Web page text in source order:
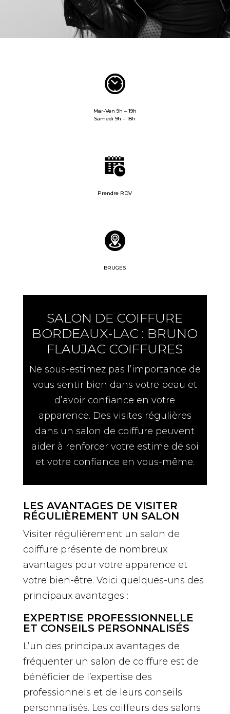
Mar-Ven 9h – 19h
Samedi 9h – 18h
Prendre RDV
BRUGES
SALON DE COIFFURE
BORDEAUX-LAC : BRUNO
FLAUJAC COIFFURES
Ne sous-estimez pas l’importance de
vous sentir bien dans votre peau et
d’avoir confiance en votre
apparence. Des visites régulières
dans un salon de coiffure peuvent
aider à renforcer votre estime de soi
et votre confiance en vous-même.
LES AVANTAGES DE VISITER
RÉGULIÈREMENT UN SALON
Visiter régulièrement un salon de
coiffure présente de nombreux
avantages pour votre apparence et
votre bien-être. Voici quelques-uns des
principaux avantages :
EXPERTISE PROFESSIONNELLE
ET CONSEILS PERSONNALISÉS
L’un des principaux avantages de
fréquenter un salon de coiffure est de
bénéficier de l’expertise des
professionnels et de leurs conseils
personnalisés. Les coiffeurs des salons